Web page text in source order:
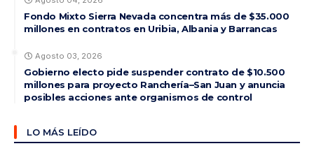
Fondo Mixto Sierra Nevada concentra más de $35.000
millones en contratos en Uribia, Albania y Barrancas
Agosto 03, 2026
Gobierno electo pide suspender contrato de $10.500
millones para proyecto Ranchería–San Juan y anuncia
posibles acciones ante organismos de control
LO MÁS LEÍDO